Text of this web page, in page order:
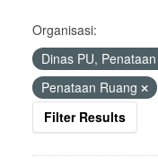
Organisasi:
Dinas PU,
Penataan Ruang
Filter Results